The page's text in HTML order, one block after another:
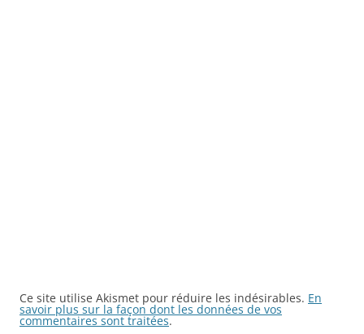
Ce site utilise Akismet pour réduire les indésirables. En
savoir plus sur la façon dont les données de vos
commentaires sont traitées.